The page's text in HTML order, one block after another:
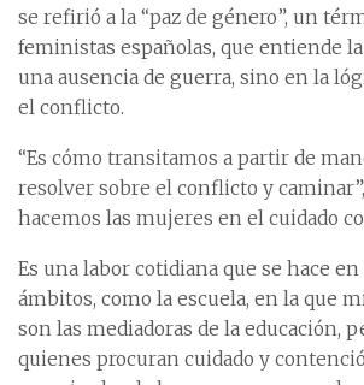
se refirió a la “paz de género”, un
feministas españolas, que entiende
una ausencia de guerra, sino en la
el conflicto.
“Es cómo transitamos a partir de
resolver sobre el conflicto y
hacemos las mujeres en el cuidado
Es una labor cotidiana que se hace
ámbitos, como la escuela, en la que
son las mediadoras de la educación,
quienes procuran cuidado y